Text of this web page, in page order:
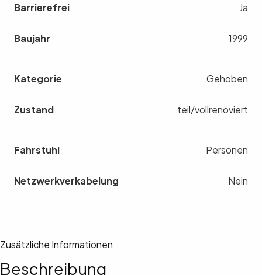
Barrierefrei Ja
Baujahr 1999
Kategorie Gehoben
Zustand teil/vollrenoviert
Fahrstuhl Personen
Netzwerkverkabelung Nein
Zusätzliche Informationen
Beschreibung